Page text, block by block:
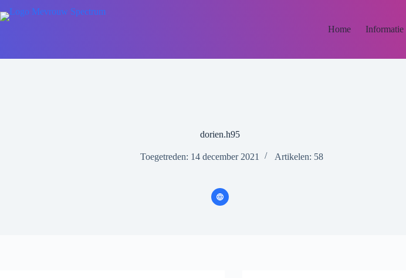
Home Informatie
dorien.h95
Toegetreden: 14 december 2021 Artikelen: 58